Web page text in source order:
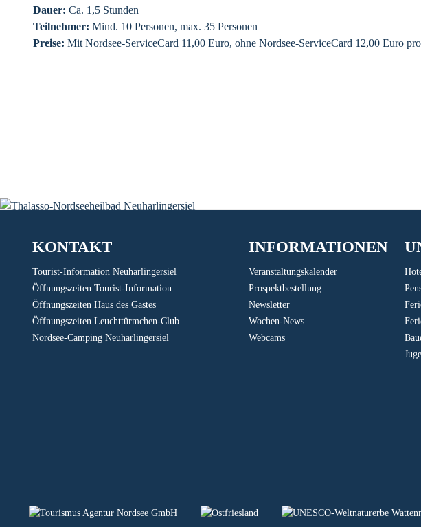
Dauer: Ca. 1,5 Stunden
Teilnehmer: Mind. 10 Personen, max. 35 Personen
Preise: Mit Nordsee-ServiceCard 11,00 Euro, ohne Nordsee-ServiceCard 12,00 Euro
KONTAKT
Tourist-Information Neuharlingersiel
Öffnungszeiten Tourist-Information
Öffnungszeiten Haus des Gastes
Öffnungszeiten Leuchttürmchen-Club
Nordsee-Camping Neuharlingersiel
INFORMATIONEN
Veranstaltungskalender
Prospektbestellung
Newsletter
Wochen-News
Webcams